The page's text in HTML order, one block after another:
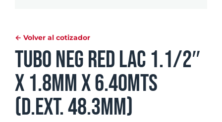
← Volver al cotizador
Tubo Neg Red LAC 1.1/2″
x 1.8mm x 6.40mts
(d.ext. 48.3mm)